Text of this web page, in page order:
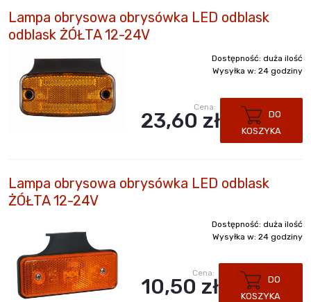
Lampa obrysowa obrysówka LED odblask
odblask ŻÓŁTA 12-24V
Dostępność: duża ilość
Wysyłka w: 24 godziny
Cena:
23,60 zł
DO
KOSZYKA
Lampa obrysowa obrysówka LED odblask
ŻÓŁTA 12-24V
Dostępność: duża ilość
Wysyłka w: 24 godziny
Cena:
10,50 zł
DO
KOSZYKA